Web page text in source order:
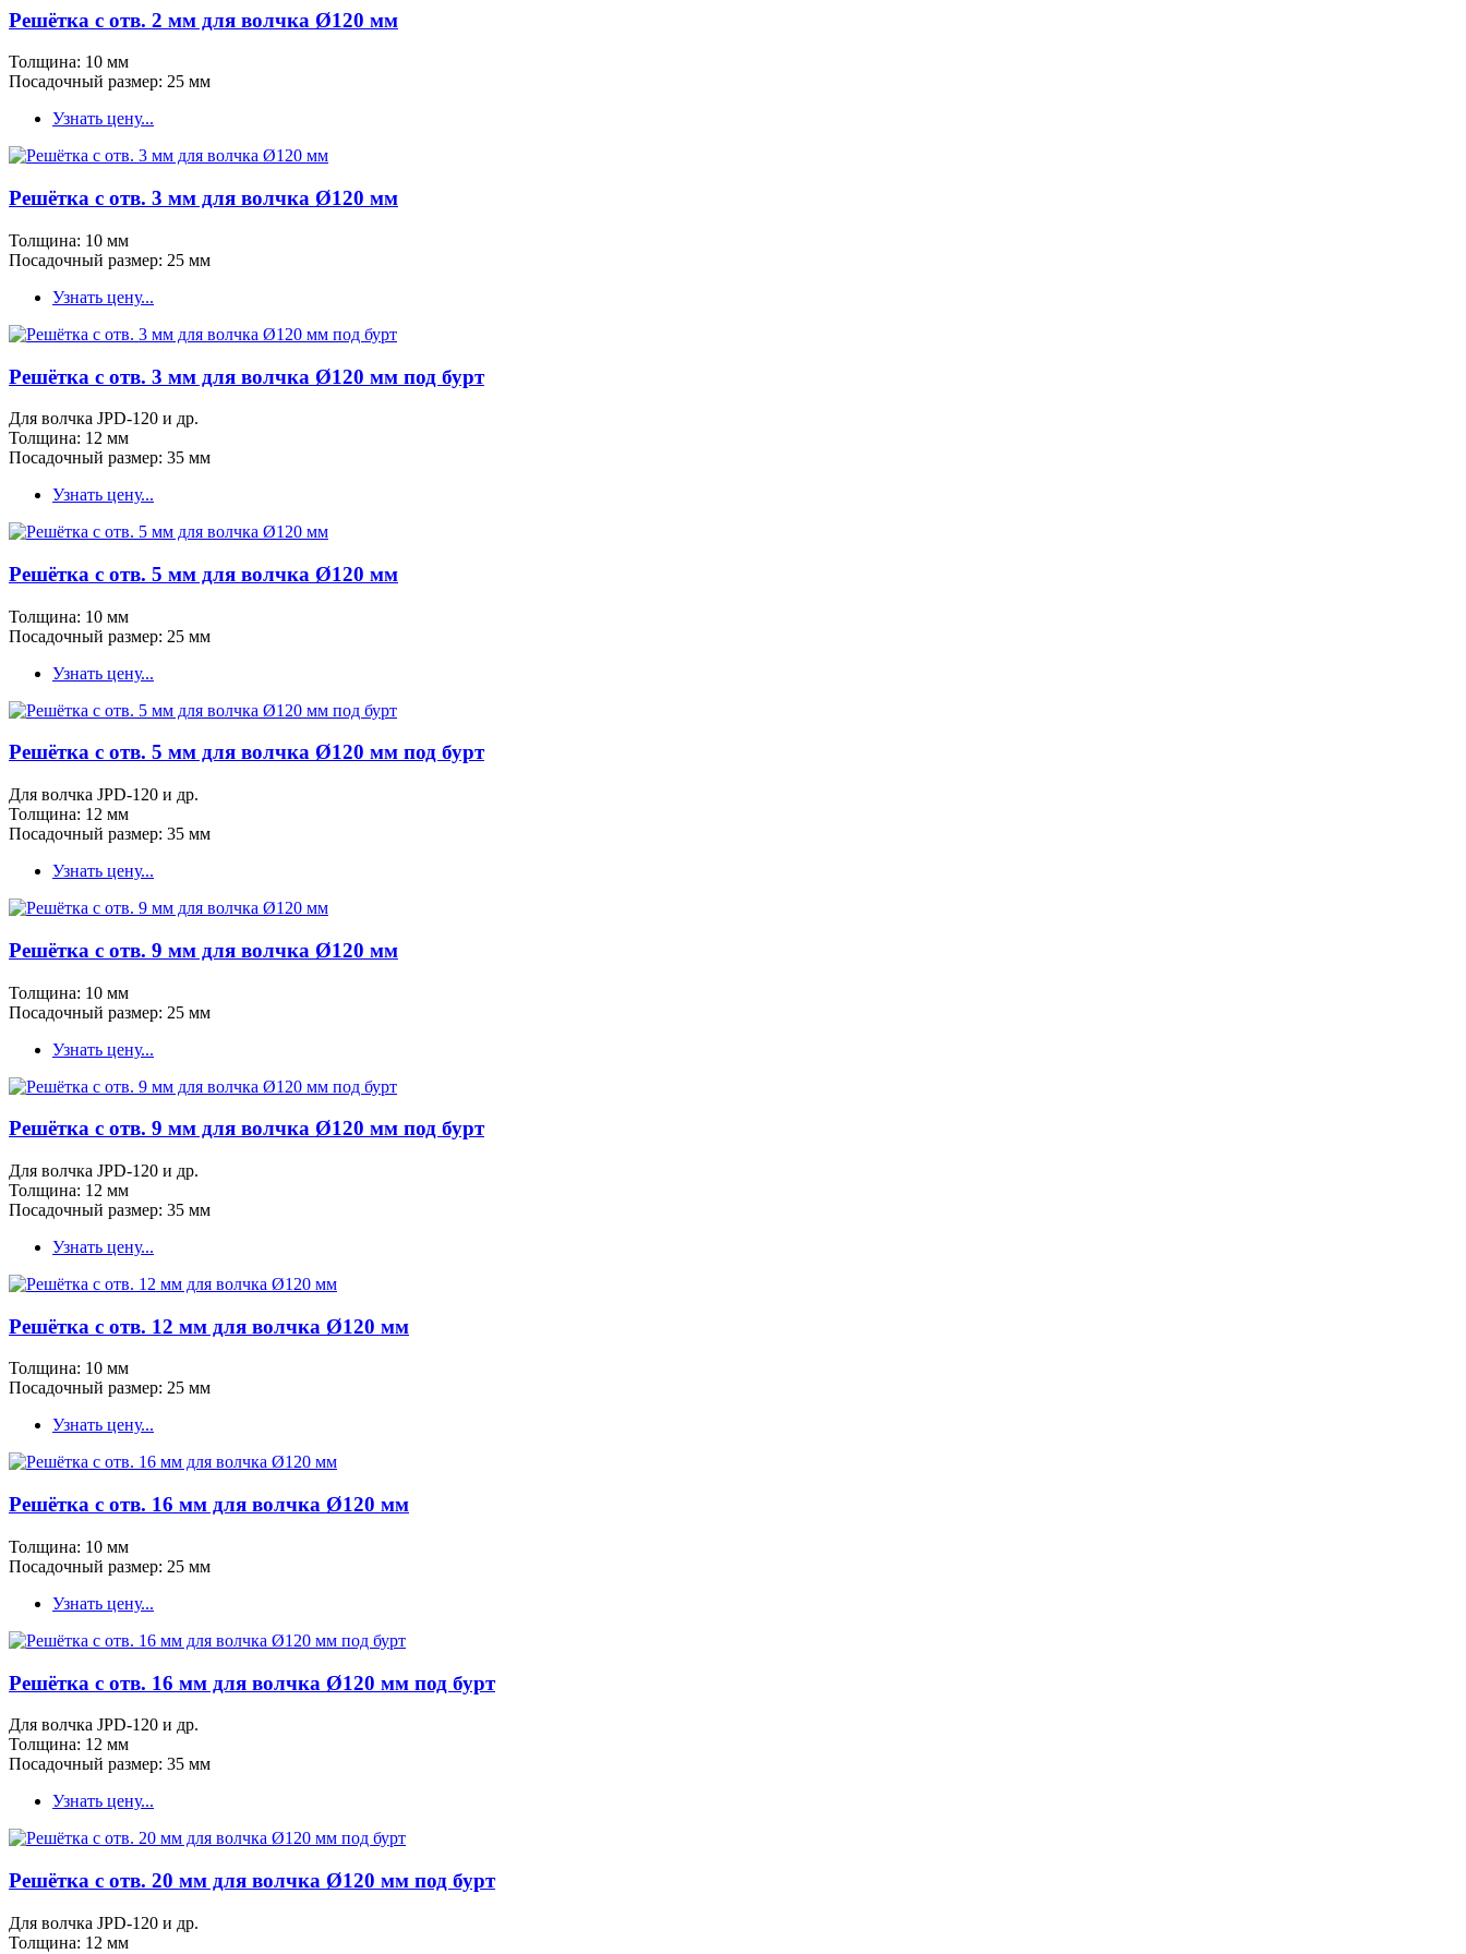
Решётка с отв. 2 мм для волчка Ø120 мм
Толщина: 10 мм
Посадочный размер: 25 мм
Узнать цену...
Решётка с отв. 3 мм для волчка Ø120 мм
Толщина: 10 мм
Посадочный размер: 25 мм
Узнать цену...
Решётка с отв. 3 мм для волчка Ø120 мм под бурт
Для волчка JPD-120 и др.
Толщина: 12 мм
Посадочный размер: 35 мм
Узнать цену...
Решётка с отв. 5 мм для волчка Ø120 мм
Толщина: 10 мм
Посадочный размер: 25 мм
Узнать цену...
Решётка с отв. 5 мм для волчка Ø120 мм под бурт
Для волчка JPD-120 и др.
Толщина: 12 мм
Посадочный размер: 35 мм
Узнать цену...
Решётка с отв. 9 мм для волчка Ø120 мм
Толщина: 10 мм
Посадочный размер: 25 мм
Узнать цену...
Решётка с отв. 9 мм для волчка Ø120 мм под бурт
Для волчка JPD-120 и др.
Толщина: 12 мм
Посадочный размер: 35 мм
Узнать цену...
Решётка с отв. 12 мм для волчка Ø120 мм
Толщина: 10 мм
Посадочный размер: 25 мм
Узнать цену...
Решётка с отв. 16 мм для волчка Ø120 мм
Толщина: 10 мм
Посадочный размер: 25 мм
Узнать цену...
Решётка с отв. 16 мм для волчка Ø120 мм под бурт
Для волчка JPD-120 и др.
Толщина: 12 мм
Посадочный размер: 35 мм
Узнать цену...
Решётка с отв. 20 мм для волчка Ø120 мм под бурт
Для волчка JPD-120 и др.
Толщина: 12 мм